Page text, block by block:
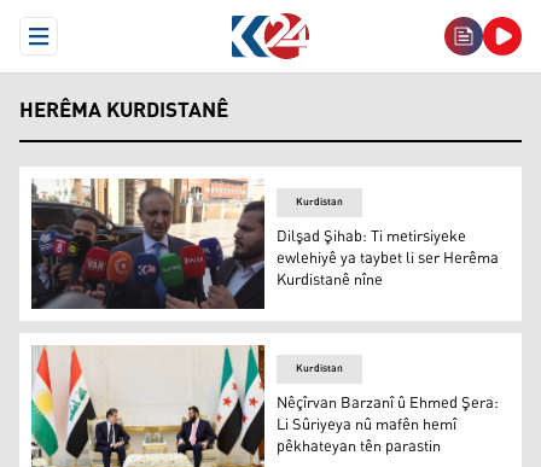
Open Menu
HERÊMA KURDISTANÊ
Dilşad Şihab: Ti metirsiyeke ewlehiyê ya taybet li ser
Kurdistan
Dilşad Şihab: Ti metirsiyeke
ewlehiyê ya taybet li ser Herêma
Kurdistanê nîne
Kurdistan
Nêçîrvan Barzanî û Ehmed Şera:
Li Sûriyeya nû mafên hemî
pêkhateyan tên parastin